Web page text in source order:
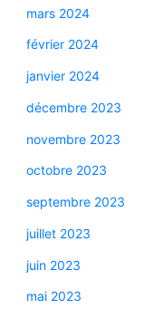
mars 2024
février 2024
janvier 2024
décembre 2023
novembre 2023
octobre 2023
septembre 2023
juillet 2023
juin 2023
mai 2023